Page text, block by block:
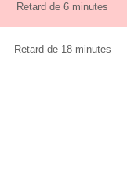
Retard de 6 minutes
Retard de 18 minutes